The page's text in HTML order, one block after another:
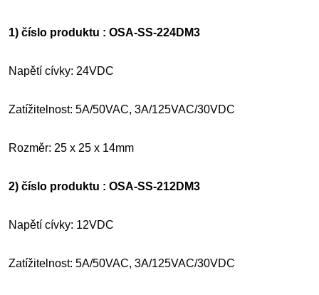
1) číslo produktu : OSA-SS-224DM3
Napětí cívky: 24VDC
Zatížitelnost: 5A/50VAC, 3A/125VAC/30VDC
Rozměr: 25 x 25 x 14mm
2) číslo produktu : OSA-SS-212DM3
Napětí cívky: 12VDC
Zatížitelnost: 5A/50VAC, 3A/125VAC/30VDC